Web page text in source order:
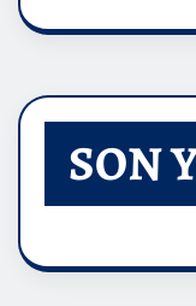
SON